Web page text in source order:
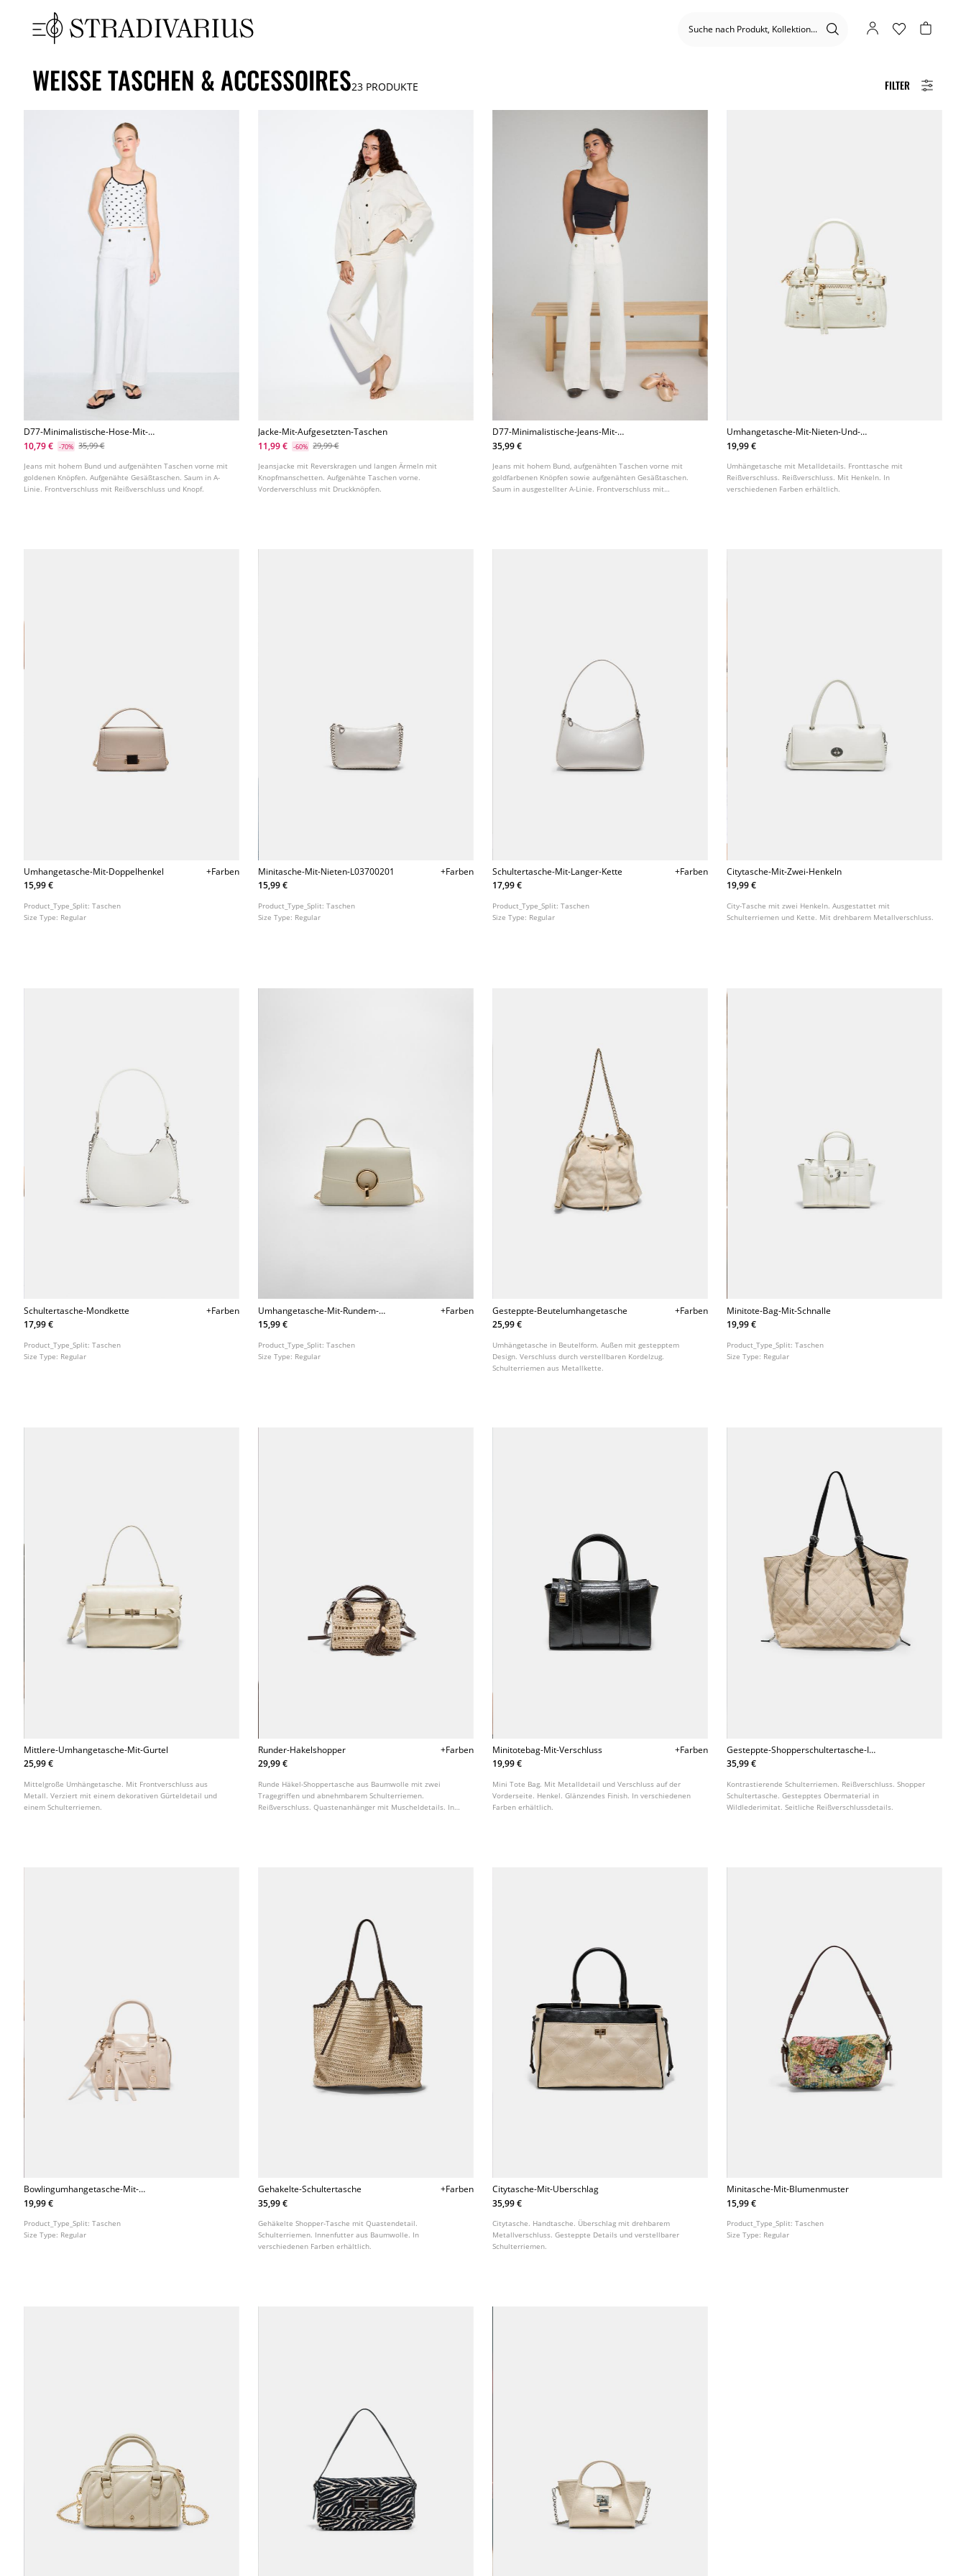
FILTER
WEISSE TASCHEN & ACCESSOIRES 23 PRODUKTE
D77-Minimalistische-Hose-Mit-
Taschen-L01477778
10,79 € -70% 35,99 €
Jeans mit hohem Bund und aufgenähten Taschen vorne mit
goldenen Knöpfen. Aufgenähte Gesäßtaschen. Saum in A-
Linie. Frontverschluss mit Reißverschluss und Knopf.
Jacke-Mit-Aufgesetzten-Taschen
11,99 €
-60% 29,99 €
Jeansjacke mit Reverskragen und langen Ärmeln mit
Knopfmanschetten. Aufgenähte Taschen vorne.
Vorderverschluss mit Druckknöpfen.
D77-Minimalistische-Jeans-Mit-
Taschen
35,99 €
Jeans mit hohem Bund, aufgenähten Taschen vorne mit
goldfarbenen Knöpfen sowie aufgenähten Gesäßtaschen.
Saum in ausgestellter A-Linie. Frontverschluss mit
Umhangetasche-Mit-Nieten-Und-
Tasche
19,99 €
Umhängetasche mit Metalldetails. Fronttasche mit
Reißverschluss. Reißverschluss. Mit Henkeln. In
verschiedenen Farben erhältlich.
Umhangetasche-Mit-Doppelhenkel
+Farben
15,99 €
Product_Type_Split:Taschen
Size Type: Regular
Minitasche-Mit-Nieten-L03700201
+Farben
15,99 €
Product_Type_Split:Taschen
Size Type: Regular
Schultertasche-Mit-Langer-Kette
+Farben
17,99 €
Product_Type_Split:Taschen
Size Type: Regular
Citytasche-Mit-Zwei-Henkeln
19,99 €
City-Tasche mit zwei Henkeln. Ausgestattet mit
Schulterriemen und Kette. Mit drehbarem Metallverschluss.
Schultertasche-Mondkette
+Farben
17,99 €
Product_Type_Split:Taschen
Size Type: Regular
Umhangetasche-Mit-Rundem-
Verschluss
+Farben
15,99 €
Product_Type_Split:Taschen
Size Type: Regular
Gesteppte-Beutelumhangetasche
+Farben
25,99 €
Umhängetasche in Beutelform. Außen mit gestepptem
Design. Verschluss durch verstellbaren Kordelzug.
Schulterriemen aus Metallkette.
Minitote-Bag-Mit-Schnalle
19,99 €
Product_Type_Split:Taschen
Size Type: Regular
Mittlere-Umhangetasche-Mit-Gurtel
25,99 €
Mittelgroße Umhängetasche. Mit Frontverschluss aus
Metall. Verziert mit einem dekorativen Gürteldetail und
einem Schulterriemen.
Runder-Hakelshopper
+Farben
29,99 €
Runde Häkel-Shoppertasche aus Baumwolle mit zwei
Tragegriffen und abnehmbarem Schulterriemen.
Reißverschluss. Quastenanhänger mit Muscheldetails. In
Minitotebag-Mit-Verschluss
+Farben
19,99 €
Mini Tote Bag. Mit Metalldetail und Verschluss auf der
Vorderseite. Henkel. Glänzendes Finish. In verschiedenen
Farben erhältlich.
Gesteppte-Shopperschultertasche-In-
Wildlederoptik
35,99 €
Kontrastierende Schulterriemen. Reißverschluss. Shopper
Schultertasche. Gestepptes Obermaterial in
Wildlederimitat. Seitliche Reißverschlussdetails.
Bowlingumhangetasche-Mit-
Reiverschluss
19,99 €
Product_Type_Split:Taschen
Size Type: Regular
Gehakelte-Schultertasche
+Farben
35,99 €
Gehäkelte Shopper-Tasche mit Quastendetail.
Schulterriemen. Innenfutter aus Baumwolle. In
verschiedenen Farben erhältlich.
Citytasche-Mit-Uberschlag
35,99 €
Citytasche. Handtasche. Überschlag mit drehbarem
Metallverschluss. Gesteppte Details und verstellbarer
Schulterriemen.
Minitasche-Mit-Blumenmuster
15,99 €
Product_Type_Split:Taschen
Size Type: Regular